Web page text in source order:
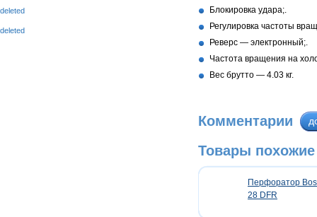
Блокировка удара;.
Регулировка частоты
Реверс — электронный;.
Частота вращения на
Вес брутто — 4.03 кг.
Комментарии
Товары похожие
Перфоратор
28 DFR
deleted
deleted